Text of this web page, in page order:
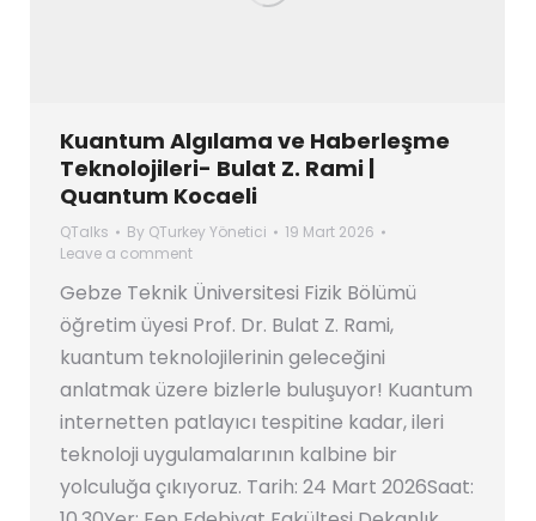
Kuantum Algılama ve Haberleşme
Teknolojileri- Bulat Z. Rami |
Quantum Kocaeli
QTalks By QTurkey Yönetici
19 Mart 2026
Leave a comment
Gebze Teknik Üniversitesi Fizik Bölümü
öğretim üyesi Prof. Dr. Bulat Z. Rami,
kuantum teknolojilerinin geleceğini
anlatmak üzere bizlerle buluşuyor! Kuantum
internetten patlayıcı tespitine kadar, ileri
teknoloji uygulamalarının kalbine bir
yolculuğa çıkıyoruz. Tarih: 24 Mart 2026Saat: